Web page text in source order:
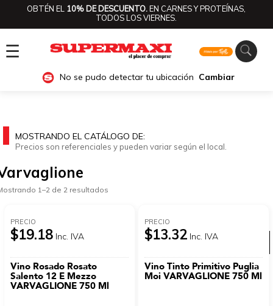
OBTÉN EL 10% DE DESCUENTO.EN CARNES Y PROTEÍNAS,
TODOS LOS VIERNES.
☰
No se pudo detectar tu ubicación Cambiar
Ver categorías
MOSTRANDO EL CATÁLOGO DE:
Precios son referenciales y pueden variar según el local.
1–2 de 2 resultados
PRECIO
$19.18 Inc. IVA
Vino Rosado Rosato
Salento 12 E Mezzo
VARVAGLIONE 750 Ml
PRECIO
$13.32 Inc. IVA
Vino Tinto Primitivo Puglia
Moi VARVAGLIONE 750 Ml